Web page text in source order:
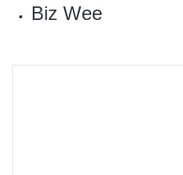
Biz Wee